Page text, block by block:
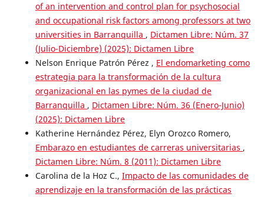
of an intervention and control plan for psychosocial
and occupational risk factors among professors at two
universities in Barranquilla , Dictamen Libre: Núm. 37
(Julio-Diciembre) (2025): Dictamen Libre
Nelson Enrique Patrón Pérez , El endomarketing como
estrategia para la transformación de la cultura
organizacional en las pymes de la ciudad de
Barranquilla , Dictamen Libre: Núm. 36 (Enero-Junio)
(2025): Dictamen Libre
Katherine Hernández Pérez, Elyn Orozco Romero,
Embarazo en estudiantes de carreras universitarias ,
Dictamen Libre: Núm. 8 (2011): Dictamen Libre
Carolina de la Hoz C., Impacto de las comunidades de
aprendizaje en la transformación de las prácticas